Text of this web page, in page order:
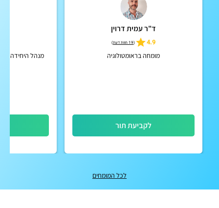
ד"ר עמית דרוין
4.9
(19 חוות דעת )
מומחה בראומטולוגיה
לקביעת תור
מנהל היחידה
לכל המומחים